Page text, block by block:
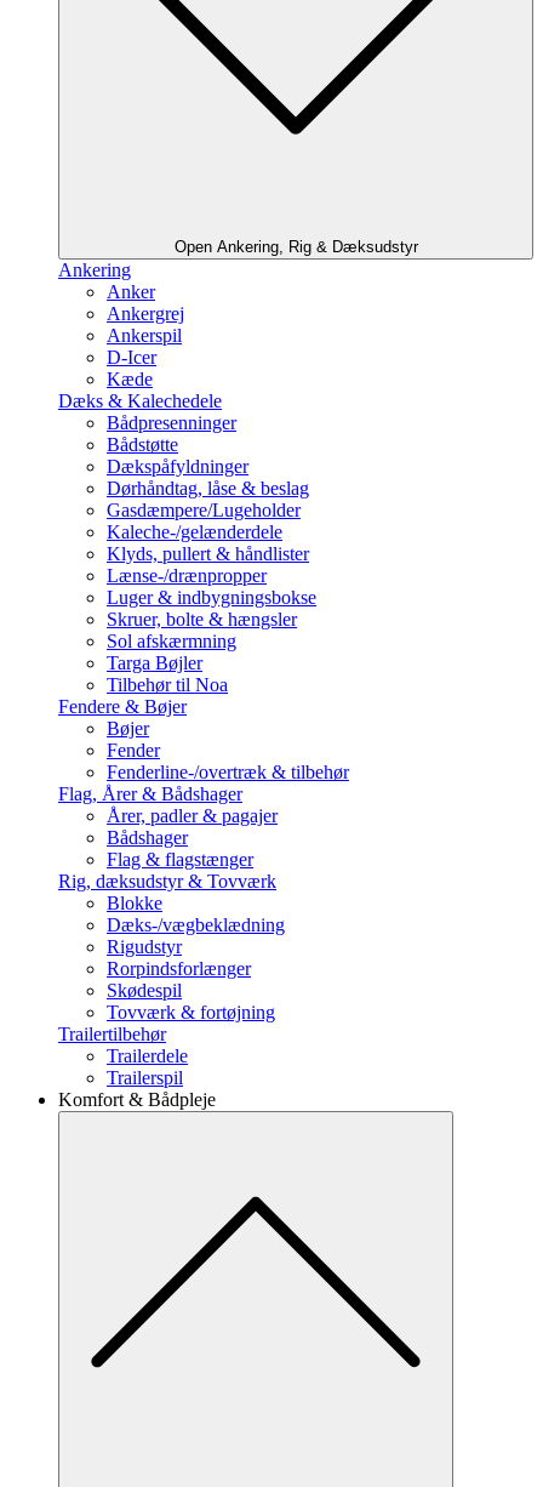
Open Ankering, Rig & Dæksudstyr
Ankering
Anker
Ankergrej
Ankerspil
D-Icer
Kæde
Dæks & Kalechedele
Bådpresenninger
Bådstøtte
Dækspåfyldninger
Dørhåndtag, låse & beslag
Gasdæmpere/Lugeholder
Kaleche-/gelænderdele
Klyds, pullert & håndlister
Lænse-/drænpropper
Luger & indbygningsbokse
Skruer, bolte & hængsler
Sol afskærmning
Targa Bøjler
Tilbehør til Noa
Fendere & Bøjer
Bøjer
Fender
Fenderline-/overtræk & tilbehør
Flag, Årer & Bådshager
Årer, padler & pagajer
Bådshager
Flag & flagstænger
Rig, dæksudstyr & Tovværk
Blokke
Dæks-/vægbeklædning
Rigudstyr
Rorpindsforlænger
Skødespil
Tovværk & fortøjning
Trailertilbehør
Trailerdele
Trailerspil
Komfort & Bådpleje